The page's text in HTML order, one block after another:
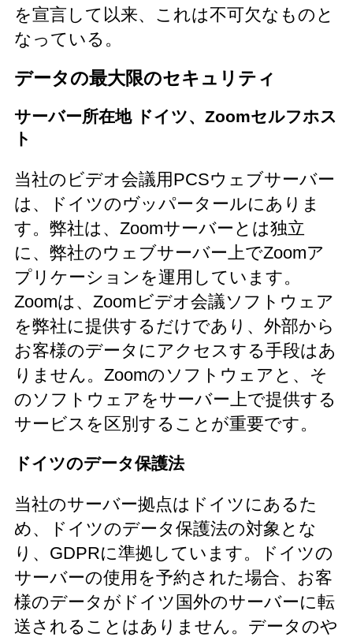
を宣言して以来、これは不可欠なものと
なっている。
データの最大限のセキュリティ
サーバー所在地 ドイツ、Zoomセルフホス
ト
当社のビデオ会議用PCSウェブサーバー
は、ドイツのヴッパータールにありま
す。弊社は、Zoomサーバーとは独立
に、弊社のウェブサーバー上でZoomア
プリケーションを運用しています。
Zoomは、Zoomビデオ会議ソフトウェア
を弊社に提供するだけであり、外部から
お客様のデータにアクセスする手段はあ
りません。Zoomのソフトウェアと、そ
のソフトウェアをサーバー上で提供する
サービスを区別することが重要です。
ドイツのデータ保護法
当社のサーバー拠点はドイツにあるた
め、ドイツのデータ保護法の対象とな
り、GDPRに準拠しています。ドイツの
サーバーの使用を予約された場合、お客
様のデータがドイツ国外のサーバーに転
送されることはありません。データのや